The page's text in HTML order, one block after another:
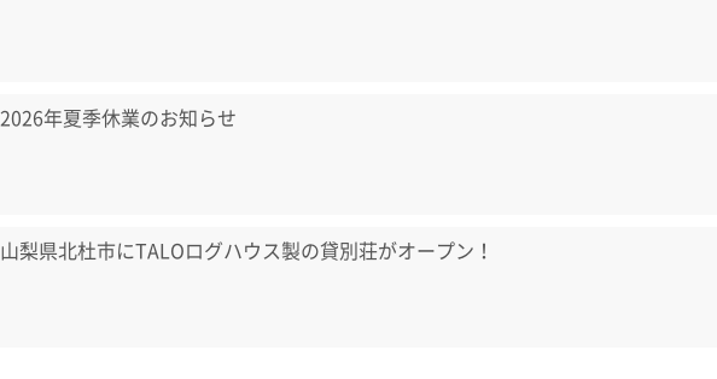
2026年夏季休業のお知らせ
山梨県北杜市にTALOログハウス製の貸別荘がオープン！